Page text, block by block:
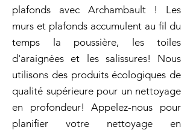
plafonds avec Archambault ! Les
murs et plafonds accumulent au fil du
temps la poussière, les toiles
d'araignées et les salissures! Nous
utilisons des produits écologiques de
qualité supérieure pour un nettoyage
en profondeur! Appelez-nous pour
planifier votre nettoyage en